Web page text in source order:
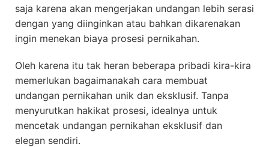
saja karena akan mengerjakan undangan lebih serasi
dengan yang diinginkan atau bahkan dikarenakan
ingin menekan biaya prosesi pernikahan.
Oleh karena itu tak heran beberapa pribadi kira-kira
memerlukan bagaimanakah cara membuat
undangan pernikahan unik dan eksklusif. Tanpa
menyurutkan hakikat prosesi, idealnya untuk
mencetak undangan pernikahan eksklusif dan
elegan sendiri.